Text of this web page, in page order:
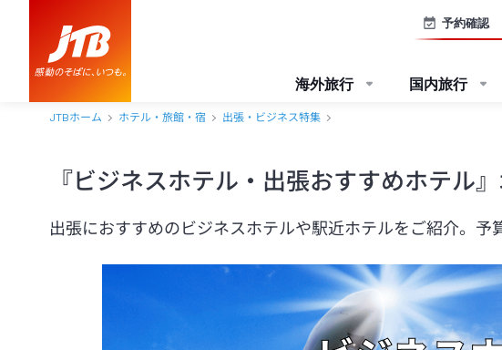
予約確認
海外旅行 国内旅行
JTBホーム ホテル・旅館・宿 出張・ビジネス特集
『ビジネスホテル・出張おすすめホテル
出張におすすめのビジネスホテルや駅近ホテルをご紹介。